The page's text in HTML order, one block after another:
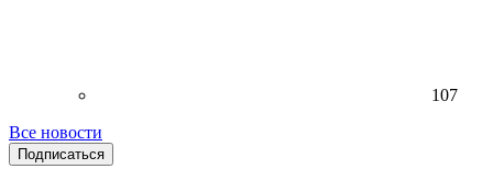
107
Все новости
Подписаться